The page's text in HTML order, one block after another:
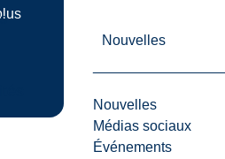
Nouvelles
Nouvelles
Médias sociaux
Événements